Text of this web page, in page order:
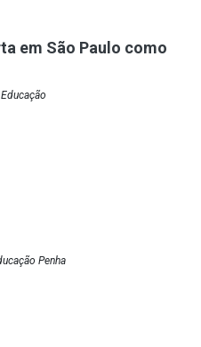
em São Paulo como
Penha